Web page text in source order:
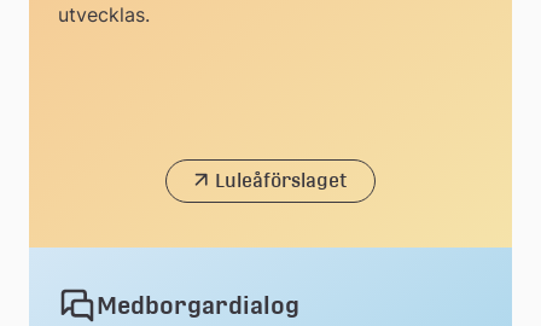
utvecklas.
Luleåförslaget
Medborgardialog